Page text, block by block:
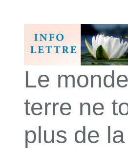
Le
terre ne
plus de la